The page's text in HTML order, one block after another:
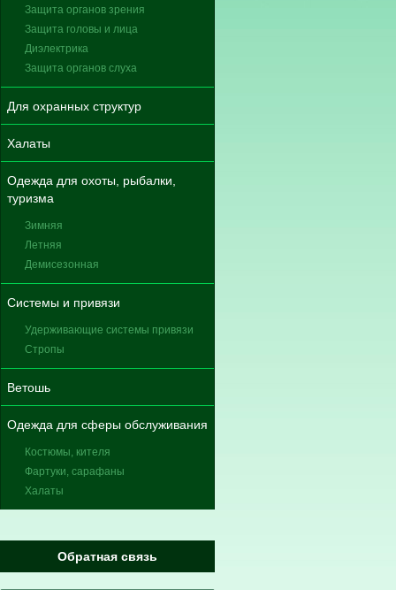
Защита органов зрения
Защита головы и лица
Диэлектрика
Защита органов слуха
Для охранных структур
Халаты
Одежда для охоты, рыбалки,
туризма
Зимняя
Летняя
Демисезонная
Системы и привязи
Удерживающие системы привязи
Стропы
Ветошь
Одежда для сферы обслуживания
Костюмы, кителя
Фартуки, сарафаны
Халаты
Обратная связь